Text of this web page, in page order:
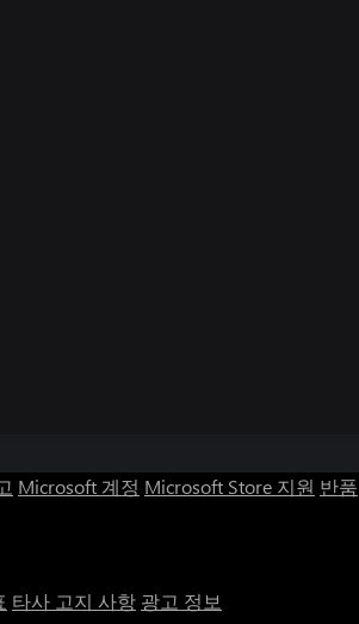
Microsoft 계정 Microsoft Store 지원 반품
타사 고지 사항 광고 정보